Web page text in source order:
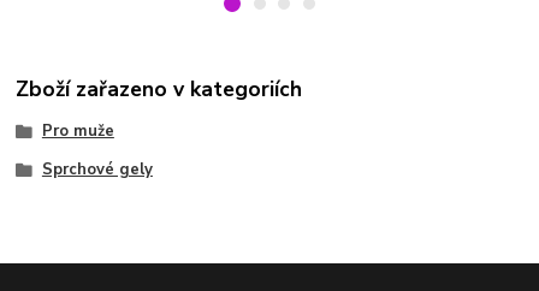
Zboží zařazeno v kategoriích
Pro muže
Sprchové gely